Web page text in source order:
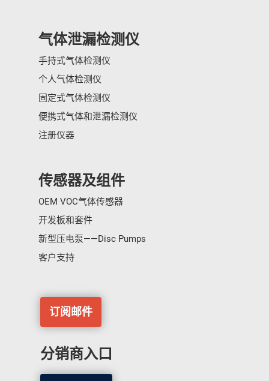
气体泄漏检测仪
手持式气体检测仪
个人气体检测仪
固定式气体检测仪
便携式气体和泄漏检测仪
注册仪器
传感器及组件
OEM VOC气体传感器
开发板和套件
新型压电泵——Disc Pumps
客户支持
订阅邮件
分销商入口